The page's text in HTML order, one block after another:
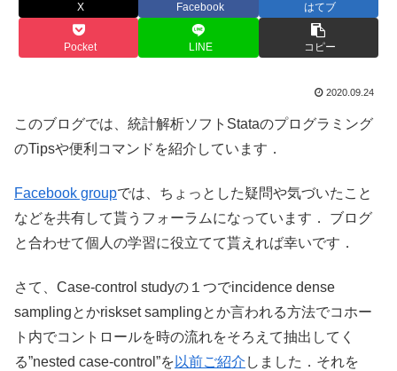
X Facebook はてブ
Pocket LINE コピー
2020.09.24
このブログでは、統計解析ソフトStataのプログラミング
のTipsや便利コマンドを紹介しています．
Facebook groupでは、ちょっとした疑問や気づいたこと
などを共有して貰うフォーラムになっています． ブログ
と合わせて個人の学習に役立てて貰えれば幸いです．
さて、Case-control studyの１つでincidence dense
samplingとかriskset samplingとか言われる方法でコホー
ト内でコントロールを時の流れをそろえて抽出してく
る”nested case-control”を 以前ご紹介 しました．それを